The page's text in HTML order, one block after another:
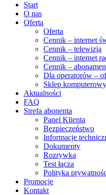
Start
O nas
Oferta
Oferta
Cennik – internet
Cennik – telewizja
Cennik – internet
Cennik –
Dla operatorów –
Sklep komputerowy
Aktualności
FAQ
Strefa abonenta
Panel Klienta
Bezpieczeństwo
Informacje
Dokumenty
Rozrywka
Test łącza
Polityka
Promocje
Kontakt